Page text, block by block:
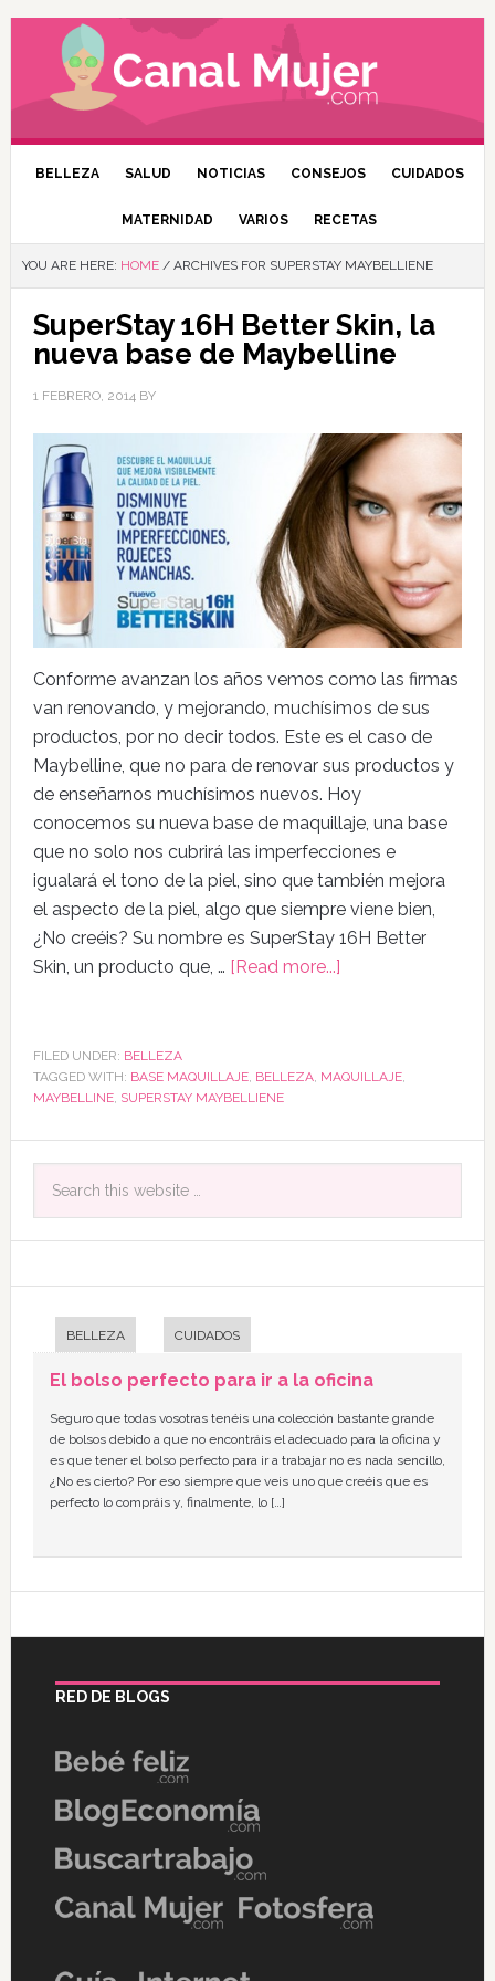
BELLEZA SALUD NOTICIAS CONSEJOS CUIDADOS
MATERNIDAD VARIOS RECETAS
YOU ARE HERE: HOME /ARCHIVES FOR SUPERSTAY MAYBELLIENE
SuperStay 16H Better Skin, la
nueva base de Maybelline
1 FEBRERO, 2014BY
Conforme avanzan los años vemos como las firmas
van renovando, y mejorando, muchísimos de sus
productos, por no decir todos. Este es el caso de
Maybelline, que no para de renovar sus productos y
de enseñarnos muchísimos nuevos. Hoy
conocemos su nueva base de maquillaje, una base
que no solo nos cubrirá las imperfecciones e
igualará el tono de la piel, sino que también mejora
el aspecto de la piel, algo que siempre viene bien,
¿No creéis? Su nombre es SuperStay 16H Better
Skin, un producto que, … [Read more...]
FILED UNDER: BELLEZA
TAGGED WITH: BASE MAQUILLAJE, BELLEZA, MAQUILLAJE,
MAYBELLINE, SUPERSTAY MAYBELLIENE
BELLEZA CUIDADOS
El bolso perfecto para ir a la oficina
Seguro que todas vosotras tenéis una colección bastante grande
de bolsos debido a que no encontráis el adecuado para la oficina y
es que tener el bolso perfecto para ir a trabajar no es nada sencillo,
¿No es cierto? Por eso siempre que veis uno que creéis que es
perfecto lo compráis y, finalmente, lo […]
RED DE BLOGS